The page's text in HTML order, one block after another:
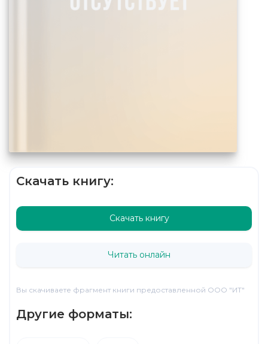
Скачать книгу:
Скачать книгу
Читать онлайн
Вы скачиваете фрагмент книги предоставленной ООО "ИТ"
Другие форматы: